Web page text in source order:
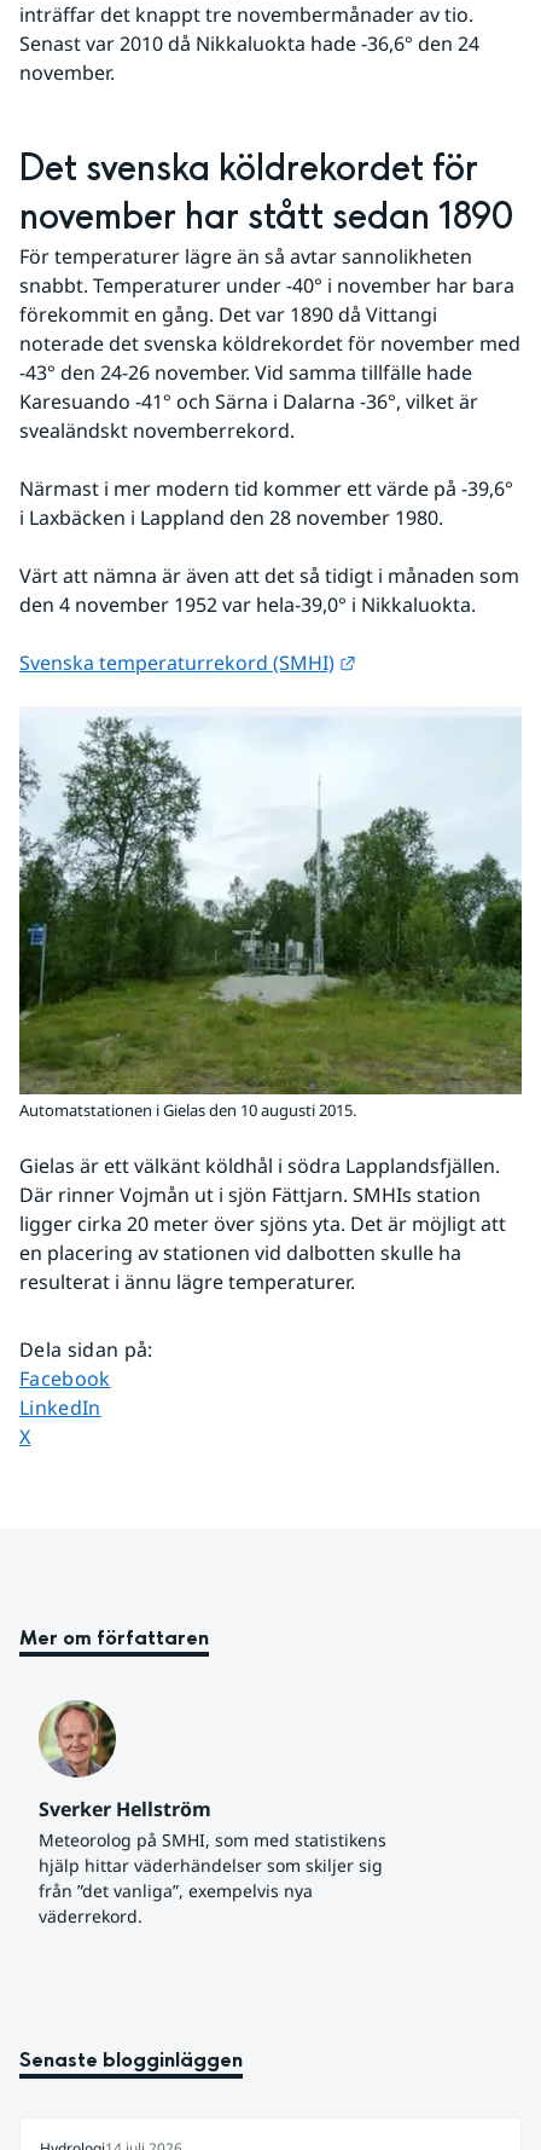
inträffar det knappt tre novembermånader av tio.
Senast var 2010 då Nikkaluokta hade -36,6° den 24
november.
Det svenska köldrekordet för
november har stått sedan 1890
För temperaturer lägre än så avtar sannolikheten
snabbt. Temperaturer under -40° i november har bara
förekommit en gång. Det var 1890 då Vittangi
noterade det svenska köldrekordet för november med
-43° den 24-26 november. Vid samma tillfälle hade
Karesuando -41° och Särna i Dalarna -36°, vilket är
svealändskt novemberrekord.
Närmast i mer modern tid kommer ett värde på -39,6°
i Laxbäcken i Lappland den 28 november 1980.
Värt att nämna är även att det så tidigt i månaden som
den 4 november 1952 var hela-39,0° i Nikkaluokta.
Svenska temperaturrekord (SMHI)
Automatstationen i Gielas den 10 augusti 2015.
Gielas är ett välkänt köldhål i södra Lapplandsfjällen.
Där rinner Vojmån ut i sjön Fättjarn. SMHIs station
ligger cirka 20 meter över sjöns yta. Det är möjligt att
en placering av stationen vid dalbotten skulle ha
resulterat i ännu lägre temperaturer.
Dela sidan på:
Dela sidan på
Facebook
Dela sidan på
LinkedIn
Dela sidan på
X
Mer om författaren
Sverker Hellström
Meteorolog på SMHI, som med statistikens
hjälp hittar väderhändelser som skiljer sig
från ”det vanliga”, exempelvis nya
väderrekord.
Senaste blogginläggen